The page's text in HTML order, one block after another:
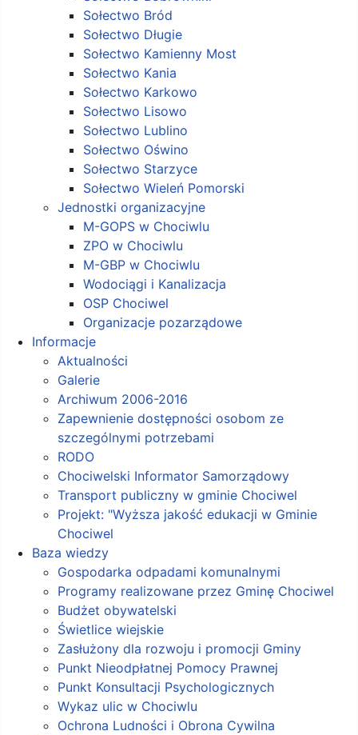
Sołectwo Bród
Sołectwo Długie
Sołectwo Kamienny Most
Sołectwo Kania
Sołectwo Karkowo
Sołectwo Lisowo
Sołectwo Lublino
Sołectwo Oświno
Sołectwo Starzyce
Sołectwo Wieleń Pomorski
Jednostki organizacyjne
M-GOPS w Chociwlu
ZPO w Chociwlu
M-GBP w Chociwlu
Wodociągi i Kanalizacja
OSP Chociwel
Organizacje pozarządowe
Informacje
Aktualności
Galerie
Archiwum 2006-2016
Zapewnienie dostępności osobom ze
szczególnymi potrzebami
RODO
Chociwelski Informator Samorządowy
Transport publiczny w gminie Chociwel
Projekt: "Wyższa jakość edukacji w Gminie
Chociwel
Baza wiedzy
Gospodarka odpadami komunalnymi
Programy realizowane przez Gminę Chociwel
Budżet obywatelski
Świetlice wiejskie
Zasłużony dla rozwoju i promocji Gminy
Punkt Nieodpłatnej Pomocy Prawnej
Punkt Konsultacji Psychologicznych
Wykaz ulic w Chociwlu
Ochrona Ludności i Obrona Cywilna